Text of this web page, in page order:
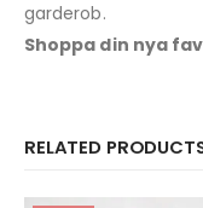
garderob.
Shoppa din nya
RELATED